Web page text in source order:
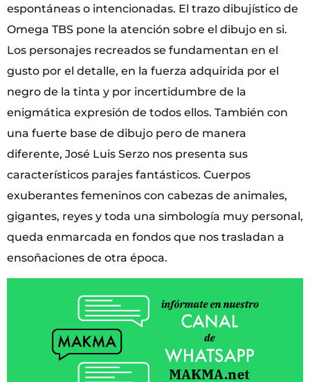
espontáneas o intencionadas. El trazo dibujístico de
Omega TBS pone la atención sobre el dibujo en si.
Los personajes recreados se fundamentan en el
gusto por el detalle, en la fuerza adquirida por el
negro de la tinta y por incertidumbre de la
enigmática expresión de todos ellos. También con
una fuerte base de dibujo pero de manera
diferente, José Luis Serzo nos presenta sus
característicos parajes fantásticos. Cuerpos
exuberantes femeninos con cabezas de animales,
gigantes, reyes y toda una simbología muy personal,
queda enmarcada en fondos que nos trasladan a
ensoñaciones de otra época.